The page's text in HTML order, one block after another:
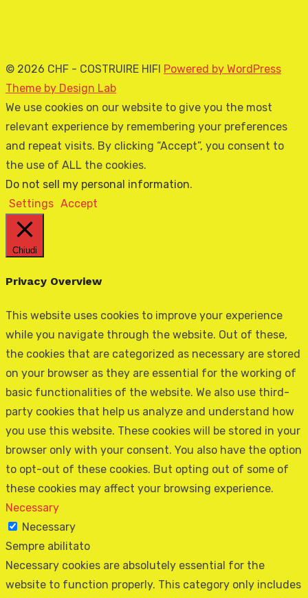
© 2026 CHF - COSTRUIRE HIFI Powered by WordPress
Theme by Design Lab
We use cookies on our website to give you the most
relevant experience by remembering your preferences
and repeat visits. By clicking “Accept”, you consent to
the use of ALL the cookies.
Do not sell my personal information.
Settings Accept
Chiudi
Privacy Overview
This website uses cookies to improve your experience
while you navigate through the website. Out of these,
the cookies that are categorized as necessary are stored
on your browser as they are essential for the working of
basic functionalities of the website. We also use third-
party cookies that help us analyze and understand how
you use this website. These cookies will be stored in your
browser only with your consent. You also have the option
to opt-out of these cookies. But opting out of some of
these cookies may affect your browsing experience.
Necessary
Necessary
Sempre abilitato
Necessary cookies are absolutely essential for the
website to function properly. This category only includes